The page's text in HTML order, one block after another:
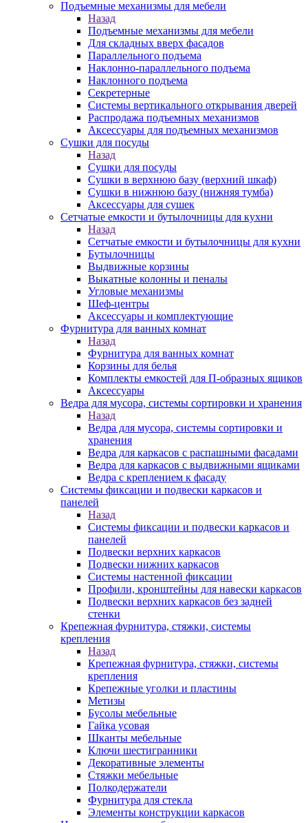
Подъемные механизмы для мебели
Назад
Подъемные механизмы для мебели
Для складных вверх фасадов
Параллельного подъема
Наклонно-параллельного подъема
Наклонного подъема
Секретерные
Системы вертикального открывания дверей
Распродажа подъемных механизмов
Аксессуары для подъемных механизмов
Сушки для посуды
Назад
Сушки для посуды
Сушки в верхнюю базу (верхний шкаф)
Сушки в нижнюю базу (нижняя тумба)
Аксессуары для сушек
Сетчатые емкости и бутылочницы для кухни
Назад
Сетчатые емкости и бутылочницы для кухни
Бутылочницы
Выдвижные корзины
Выкатные колонны и пеналы
Угловые механизмы
Шеф-центры
Аксессуары и комплектующие
Фурнитура для ванных комнат
Назад
Фурнитура для ванных комнат
Корзины для белья
Комплекты емкостей для П-образных ящиков
Аксессуары
Ведра для мусора, системы сортировки и хранения
Назад
Ведра для мусора, системы сортировки и
хранения
Ведра для каркасов с распашными фасадами
Ведра для каркасов с выдвижными ящиками
Ведра с креплением к фасаду
Системы фиксации и подвески каркасов и
панелей
Назад
Системы фиксации и подвески каркасов и
панелей
Подвески верхних каркасов
Подвески нижних каркасов
Системы настенной фиксации
Профили, кронштейны для навески каркасов
Подвески верхних каркасов без задней
стенки
Крепежная фурнитура, стяжки, системы
крепления
Назад
Крепежная фурнитура, стяжки, системы
крепления
Крепежные уголки и пластины
Метизы
Бусолы мебельные
Гайка усовая
Шканты мебельные
Ключи шестигранники
Декоративные элементы
Стяжки мебельные
Полкодержатели
Фурнитура для стекла
Элементы конструкции каркасов